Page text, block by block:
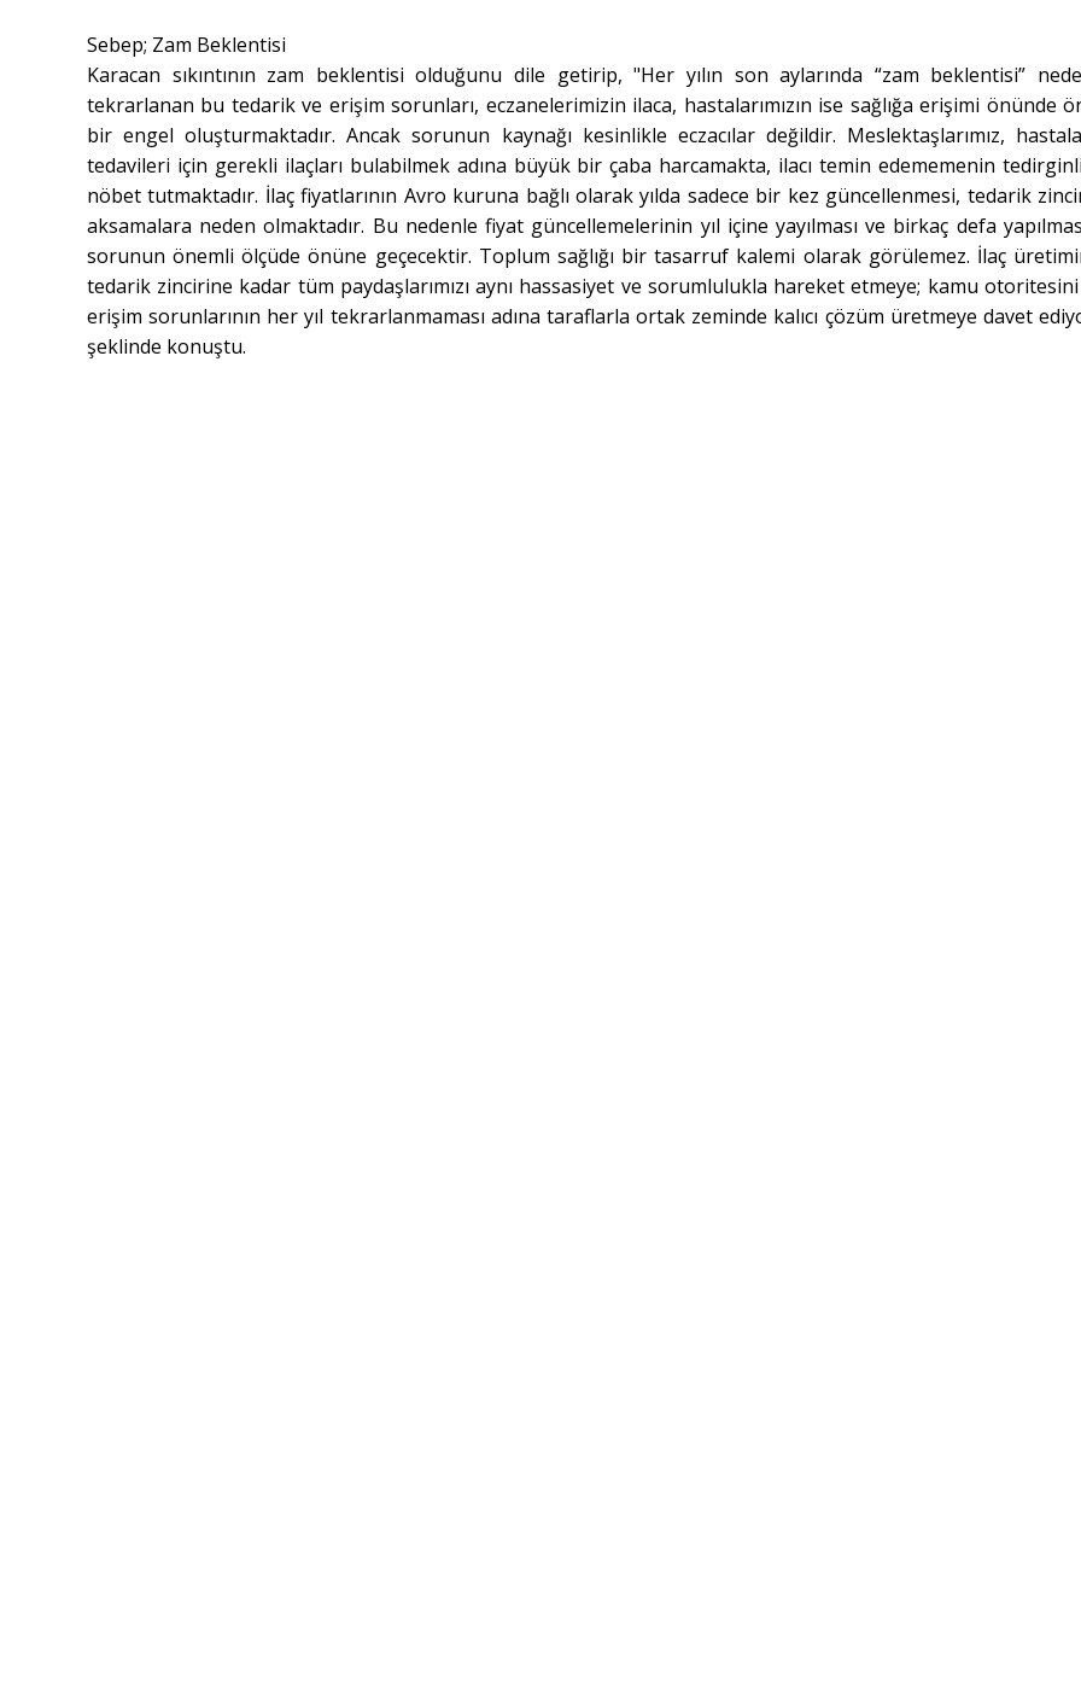
Sebep; Zam Beklentisi
Karacan sıkıntının zam beklentisi olduğunu dile getirip, "Her yılın son aylarında “zam beklentisi”
tekrarlanan bu tedarik ve erişim sorunları, eczanelerimizin ilaca, hastalarımızın ise sağlığa erişimi önünde
bir engel oluşturmaktadır. Ancak sorunun kaynağı kesinlikle eczacılar değildir. Meslektaşlarımız,
tedavileri için gerekli ilaçları bulabilmek adına büyük bir çaba harcamakta, ilacı temin edememenin
nöbet tutmaktadır. İlaç fiyatlarının Avro kuruna bağlı olarak yılda sadece bir kez güncellenmesi, tedarik
aksamalara neden olmaktadır. Bu nedenle fiyat güncellemelerinin yıl içine yayılması ve birkaç defa
sorunun önemli ölçüde önüne geçecektir. Toplum sağlığı bir tasarruf kalemi olarak görülemez. İlaç
tedarik zincirine kadar tüm paydaşlarımızı aynı hassasiyet ve sorumlulukla hareket etmeye; kamu
erişim sorunlarının her yıl tekrarlanmaması adına taraflarla ortak zeminde kalıcı çözüm üretmeye davet
şeklinde konuştu.